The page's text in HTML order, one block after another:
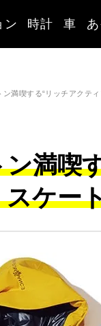
ン 時計 車
ン満喫する“リッチアクテ
満喫
ケー